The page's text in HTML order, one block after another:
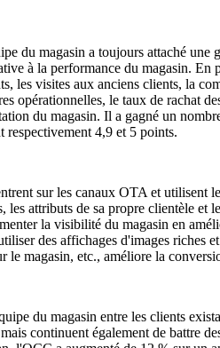
du magasin a toujours attaché
à la performance du magasin. En
les visites aux anciens clients, la
opérationnelles, le taux de rachat
du magasin. Il a gagné un
respectivement 4,9 et 5 points.
sur les canaux OTA et
les attributs de sa propre clientèle
la visibilité du magasin en
des affichages d'images
le magasin, etc., améliore la
du magasin entre les clients
continuent également de battre